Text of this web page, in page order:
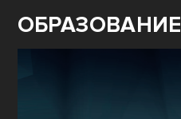
ОБРАЗОВАНИЕ